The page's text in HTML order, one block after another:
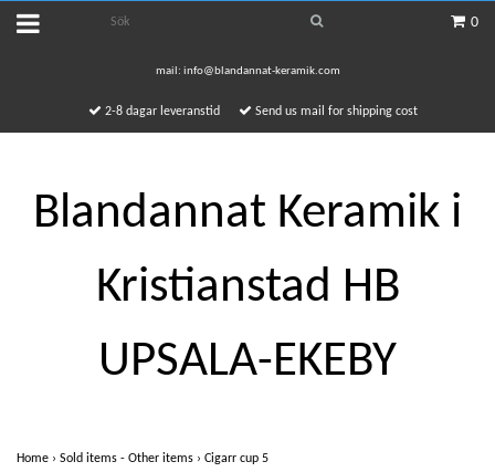
0
mail: info@blandannat-keramik.com
2-8 dagar leveranstid Send us mail for shipping cost
Blandannat Keramik i
Kristianstad HB
UPSALA-EKEBY
Home › Sold items - Other items › Cigarr cup 5